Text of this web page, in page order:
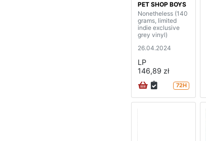
PET SHOP BOYS
Nonetheless (140
grams, limited
indie exclusive
grey vinyl)
26.04.2024
LP
146,89 zł
72H